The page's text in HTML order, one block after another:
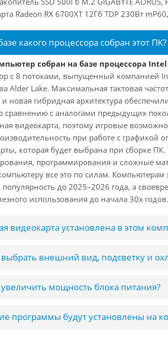
Radeon RX 6700XT 12Гб TDP 230Вт
какого процессора собран этот ПК?
собран на базе процессора Intel
с 8 потоками, выпущенный компанией
Alder Lake. Максимальная тактовая
и новая гибридная архитектура
сравнению с аналогами предыдущих
видеокарта, поэтому игровые
при работе с графикой
которая будет выбрана при сборке
программирования и сложные
все это по силам. Компьютерам
популярность до 2025–2026 года, а
использования до начала 30х годов.
видеокарта установлена в этом
выбрать внешний вид, подсветку и
увеличить мощность блока питания?
программы будут установлены на